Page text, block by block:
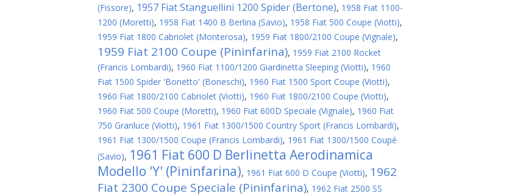
(Fissore), 1957 Fiat Stanguellini 1200 Spider (Bertone), 1958 Fiat 1100-
1200 (Moretti), 1958 Fiat 1400 B Berlina (Savio), 1958 Fiat 500 Coupe (Viotti),
1959 Fiat 1800 Cabriolet (Monterosa), 1959 Fiat 1800/2100 Coupe (Vignale),
1959 Fiat 2100 Coupe (Pininfarina), 1959 Fiat 2100 Rocket
(Francis Lombardi), 1960 Fiat 1100/1200 Giardinetta Sleeping (Viotti), 1960
Fiat 1500 Spider 'Bonetto' (Boneschi), 1960 Fiat 1500 Sport Coupe (Viotti),
1960 Fiat 1800/2100 Cabriolet (Viotti), 1960 Fiat 1800/2100 Coupe (Viotti),
1960 Fiat 500 Coupe (Moretti), 1960 Fiat 600D Speciale (Vignale), 1960 Fiat
750 Granluce (Viotti), 1961 Fiat 1300/1500 Country Sport (Francis Lombardi),
1961 Fiat 1300/1500 Coupe (Francis Lombardi), 1961 Fiat 1300/1500 Coupé
(Savio), 1961 Fiat 600 D Berlinetta Aerodinamica
Modello 'Y' (Pininfarina), 1961 Fiat 600 D Coupe (Viotti), 1962
Fiat 2300 Coupe Speciale (Pininfarina), 1962 Fiat 2500 SS